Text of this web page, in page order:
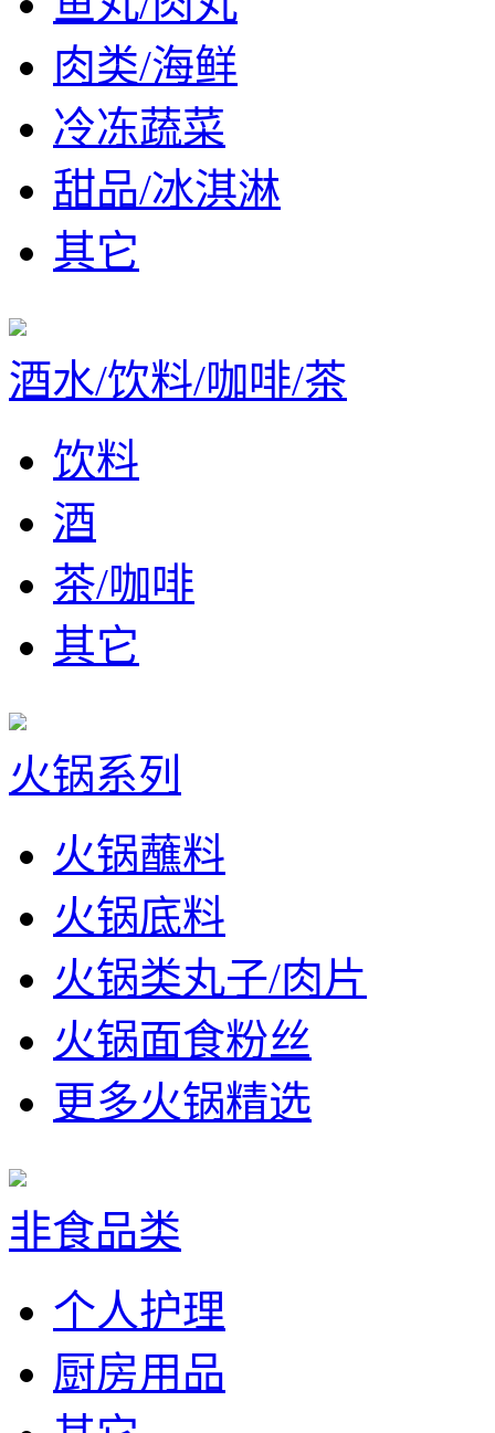
肉类/海鲜
冷冻蔬菜
甜品/冰淇淋
其它
酒水/饮料/咖啡/茶
饮料
酒
茶/咖啡
其它
火锅系列
火锅蘸料
火锅底料
火锅类丸子/肉片
火锅面食粉丝
更多火锅精选
非食品类
个人护理
厨房用品